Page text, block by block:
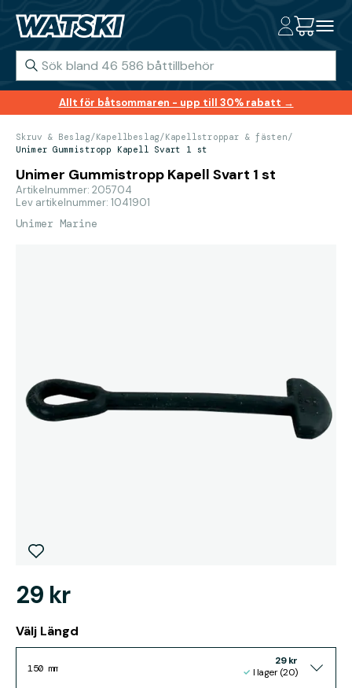
Allt för båtsommaren - upp till 30% rabatt →
Skruv & Beslag/Kapellbeslag/Kapellstroppar & fästen/
Unimer Gummistropp Kapell Svart 1 st
Unimer Gummistropp Kapell Svart 1 st
Artikelnummer: 205704
Lev artikelnummer: 1041901
Unimer Marine
29 kr
Välj Längd
150 mm
29 kr
I lager (20)